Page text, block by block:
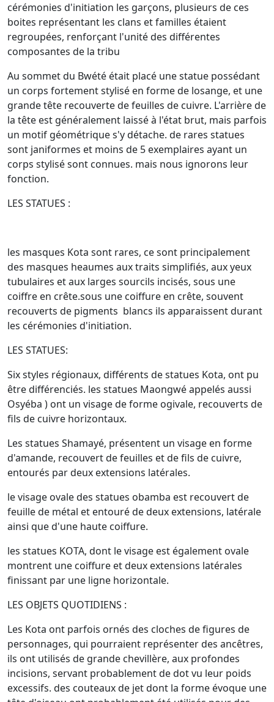
cérémonies d'initiation les garçons, plusieurs de ces
boites représentant les clans et familles étaient
regroupées, renforçant l'unité des différentes
composantes de la tribu
Au sommet du Bwété était placé une statue possédant
un corps fortement stylisé en forme de losange, et une
grande tête recouverte de feuilles de cuivre. L'arrière de
la tête est généralement laissé à l'état brut, mais parfois
un motif géométrique s'y détache. de rares statues
sont janiformes et moins de 5 exemplaires ayant un
corps stylisé sont connues. mais nous ignorons leur
fonction.
LES STATUES :
les masques Kota sont rares, ce sont principalement
des masques heaumes aux traits simplifiés, aux yeux
tubulaires et aux larges sourcils incisés, sous une
coiffre en crête.sous une coiffure en crête, souvent
recouverts de pigments blancs ils apparaissent durant
les cérémonies d'initiation.
LES STATUES:
Six styles régionaux, différents de statues Kota, ont pu
être différenciés. les statues Maongwé appelés aussi
Osyéba ) ont un visage de forme ogivale, recouverts de
fils de cuivre horizontaux.
Les statues Shamayé, présentent un visage en forme
d'amande, recouvert de feuilles et de fils de cuivre,
entourés par deux extensions latérales.
le visage ovale des statues obamba est recouvert de
feuille de métal et entouré de deux extensions, latérale
ainsi que d'une haute coiffure.
les statues KOTA, dont le visage est également ovale
montrent une coiffure et deux extensions latérales
finissant par une ligne horizontale.
LES OBJETS QUOTIDIENS :
Les Kota ont parfois ornés des cloches de figures de
personnages, qui pourraient représenter des ancêtres,
ils ont utilisés de grande chevillère, aux profondes
incisions, servant probablement de dot vu leur poids
excessifs. des couteaux de jet dont la forme évoque une